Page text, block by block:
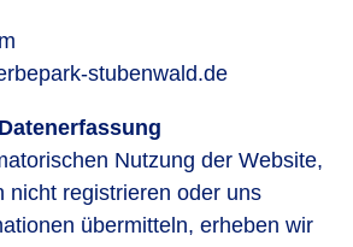
stubenwald.de
Nutzung der Website,
nicht registrieren oder uns
übermitteln, erheben wir